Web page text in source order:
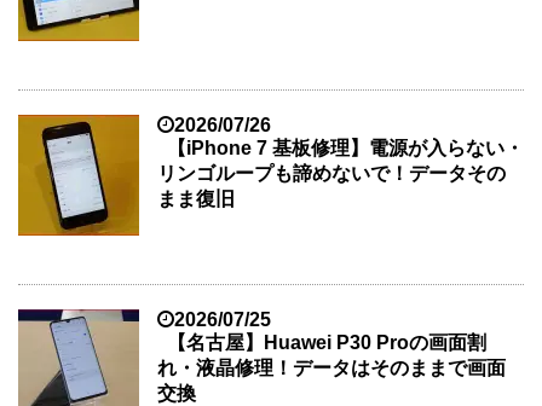
2026/07/26
【iPhone 7 基板修理】電源が入らない・
リンゴループも諦めないで！データその
まま復旧
2026/07/25
【名古屋】Huawei P30 Proの画面割
れ・液晶修理！データはそのままで画面
交換